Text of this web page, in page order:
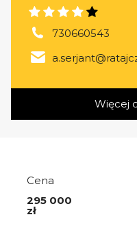
730660543
Więcej
Cena
295 000
zł